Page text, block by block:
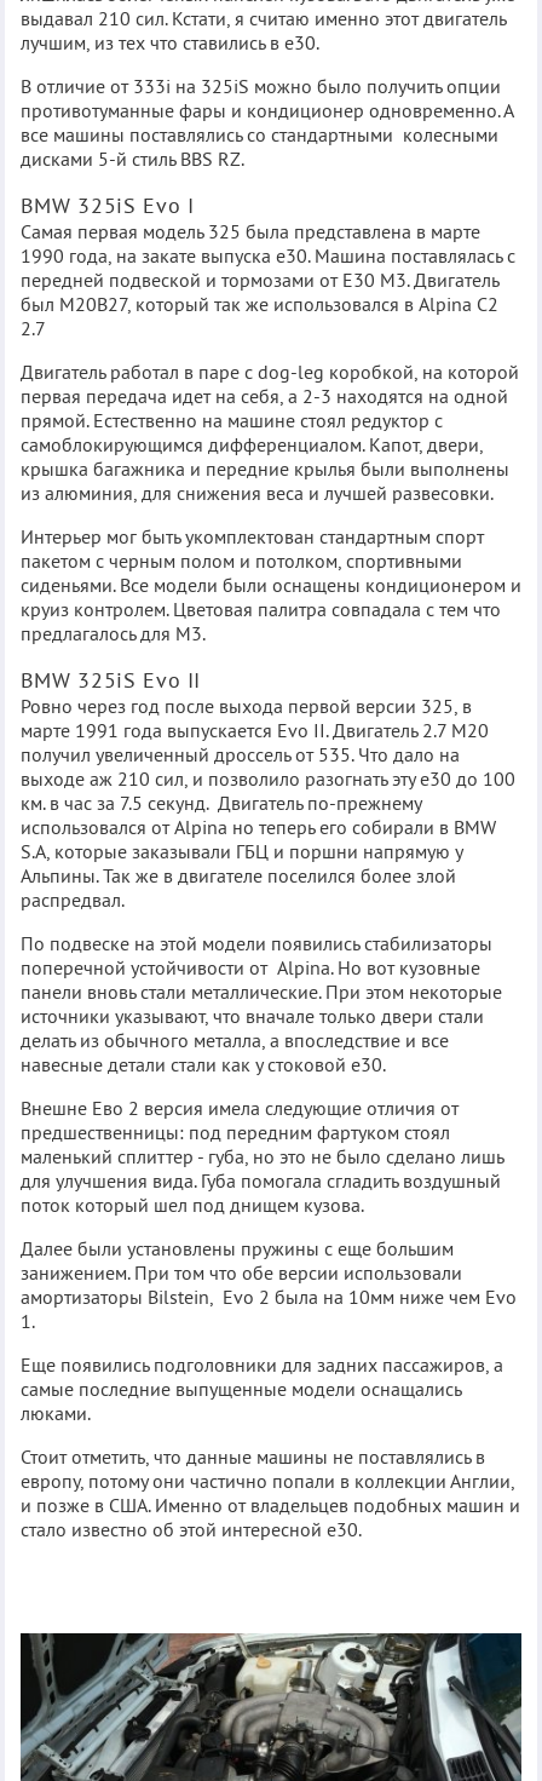
выдавал 210 сил. Кстати, я считаю именно этот двигатель
лучшим, из тех что ставились в е30.
В отличие от 333i на 325iS можно было получить опции
противотуманные фары и кондиционер одновременно. А
все машины поставлялись со стандартными колесными
дисками 5-й стиль BBS RZ.
BMW 325iS Evo I
Самая первая модель 325 была представлена в марте
1990 года, на закате выпуска е30. Машина поставлялась с
передней подвеской и тормозами от Е30 М3. Двигатель
был M20B27, который так же использовался в Alpina C2
2.7
Двигатель работал в паре с dog-leg коробкой, на которой
первая передача идет на себя, а 2-3 находятся на одной
прямой. Естественно на машине стоял редуктор с
самоблокирующимся дифференциалом. Капот, двери,
крышка багажника и передние крылья были выполнены
из алюминия, для снижения веса и лучшей развесовки.
Интерьер мог быть укомплектован стандартным спорт
пакетом с черным полом и потолком, спортивными
сиденьями. Все модели были оснащены кондиционером и
круиз контролем. Цветовая палитра совпадала с тем что
предлагалось для M3.
BMW 325iS Evo II
Ровно через год после выхода первой версии 325, в
марте 1991 года выпускается Evo II. Двигатель 2.7 М20
получил увеличенный дроссель от 535. Что дало на
выходе аж 210 сил, и позволило разогнать эту е30 до 100
км. в час за 7.5 секунд. Двигатель по-прежнему
использовался от Alpina но теперь его собирали в BMW
S.A, которые заказывали ГБЦ и поршни напрямую у
Альпины. Так же в двигателе поселился более злой
распредвал.
По подвеске на этой модели появились стабилизаторы
поперечной устойчивости от Alpina. Но вот кузовные
панели вновь стали металлические. При этом некоторые
источники указывают, что вначале только двери стали
делать из обычного металла, а впоследствие и все
навесные детали стали как у стоковой е30.
Внешне Ево 2 версия имела следующие отличия от
предшественницы: под передним фартуком стоял
маленький сплиттер - губа, но это не было сделано лишь
для улучшения вида. Губа помогала сгладить воздушный
поток который шел под днищем кузова.
Далее были установлены пружины с еще большим
занижением. При том что обе версии использовали
амортизаторы Bilstein, Evo 2 была на 10мм ниже чем Evo
1.
Еще появились подголовники для задних пассажиров, а
самые последние выпущенные модели оснащались
люками.
Стоит отметить, что данные машины не поставлялись в
европу, потому они частично попали в коллекции Англии,
и позже в США. Именно от владельцев подобных машин и
стало известно об этой интересной е30.